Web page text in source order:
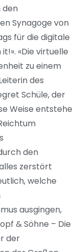
den
Synagoge von
für die digitale
«Die virtuelle
zu einem
des
Schüle, der
Weise entstehe
den
zerstört
welche
ausgingen,
& Söhne – Die
der